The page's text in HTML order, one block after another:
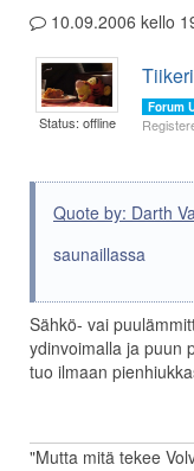
10.09.2006 kello
Status: offline
Forum
Quote by: Darth
saunaillassa
Sähkö- vai
ydinvoimalla ja puun
tuo ilmaan
"Mutta mitä tekee